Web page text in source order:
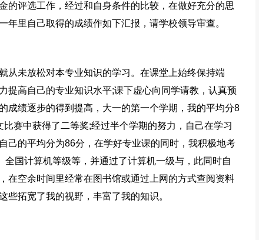
的评选工作，经过和自身条件的比较，在做好充分的思
里自己取得的成绩作如下汇报，请学校领导审查。
从未放松对本专业知识的学习。在课堂上始终保持端
提高自己的专业知识水平;课下虚心向同学请教，认真预
成绩逐步的得到提高，大一的第一个学期，我的平均分8
赛中获得了二等奖;经过半个学期的努力，自己在学习
己的平均分为86分，在学好专业课的同时，我积极地考
国计算机等级等，并通过了计算机一级与，此同时自
在空余时间里经常在图书馆或通过上网的方式查阅资料
些拓宽了我的视野，丰富了我的知识。